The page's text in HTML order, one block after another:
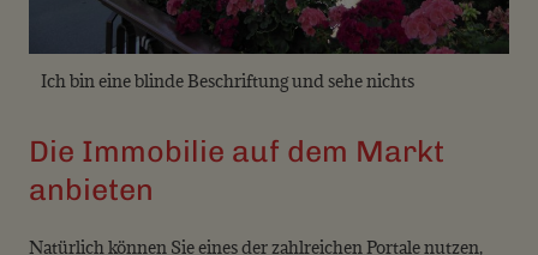
Ich bin eine blinde Beschriftung und sehe nichts
Die Immobilie auf dem Markt
anbieten
Natürlich können Sie eines der zahlreichen Portale nutzen,